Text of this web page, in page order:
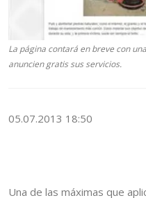
La página contará en breve con
anuncien gratis sus servicios.
05.07.2013 18:50
Una de las máximas que